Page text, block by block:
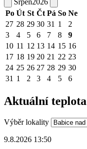
Srpen2026
Po Út St Čt Pá So Ne
27 28 29 30 31 1
2
3
4 5 6 7 8
9
10 11 12 13 14 15 16
17 18 19 20 21 22 23
24 25 26 27 28 29 30
31 1 2 3 4 5 6
Aktuální teplota
Výběr lokality
9.8.2026 13:50